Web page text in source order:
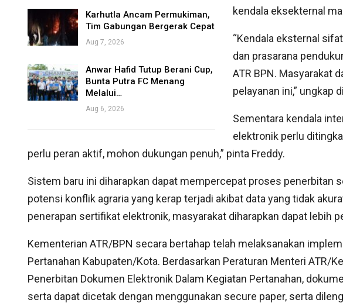
Karhutla Ancam Permukiman,
Tim Gabungan Bergerak Cepat
Aug 7, 2026
Anwar Hafid Tutup Berani Cup,
Bunta Putra FC Menang
Melalui…
Aug 6, 2026
kendala eksekternal
“Kendala eksternal
dan prasarana
ATR BPN. Masyarakat
pelayanan ini,” ungkap
Sementara kendala
elektronik perlu
perlu peran aktif, mohon dukungan penuh,” pinta Freddy.
Sistem baru ini diharapkan dapat mempercepat proses penerbitan
potensi konflik agraria yang kerap terjadi akibat data yang tidak
penerapan sertifikat elektronik, masyarakat diharapkan dapat lebih
Kementerian ATR/BPN secara bertahap telah melaksanakan
Pertanahan Kabupaten/Kota. Berdasarkan Peraturan Menteri ATR/
Penerbitan Dokumen Elektronik Dalam Kegiatan Pertanahan,
serta dapat dicetak dengan menggunakan secure paper, serta